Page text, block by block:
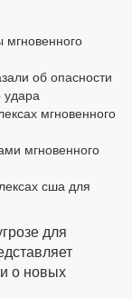
об опасности
удара
мгновенного
мгновенного
сша для
для
о новых